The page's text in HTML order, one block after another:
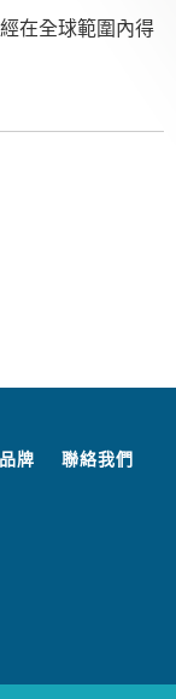
在全球範圍內得
牌 聯絡我們